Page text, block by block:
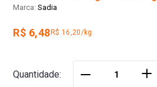
Sadia
R$ 6,48 R$ 16,20/kg
Quantidade ＋